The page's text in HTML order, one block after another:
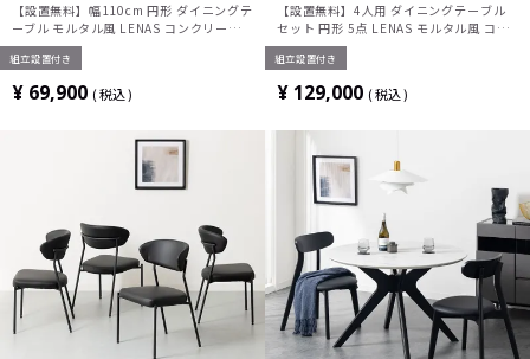
【設置無料】幅110cm 円形 ダイニングテ
ーブル モルタル風 LENAS コンクリート
調 木脚 北欧モダン テーブル 4人 食卓テ
ーブル おしゃれ ナチュラルモダン 韓国イ
ンテリア風 グレージュ
組立設置付き
¥ 69,900 税込
【設置無料】4人用 ダイニングテーブル
セット 円形 5点 LENAS モルタル風 コン
クリート調 丸テーブル 北欧モダン ダイニ
ングチェア おしゃれ (幅110cm 食卓テー
ブル×1 食卓椅子×4)
組立設置付き
¥ 129,000 税込